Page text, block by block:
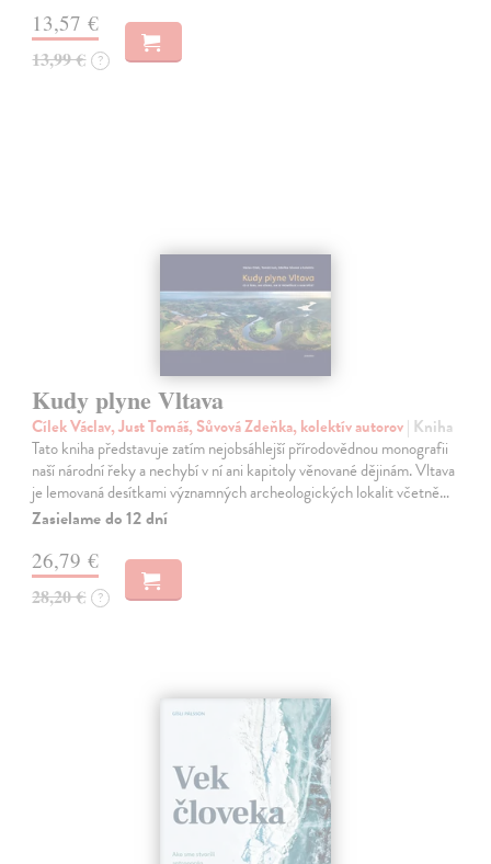
13,57 €
13,99 € ?
Kudy plyne Vltava
Cílek Václav, Just Tomáš, Sůvová Zdeňka, kolektív autorov| Kniha
Tato kniha představuje zatím nejobsáhlejší přírodovědnou monografii
naší národní řeky a nechybí v ní ani kapitoly věnované dějinám. Vltava
je lemovaná desítkami významných archeologických lokalit včetně…
Zasielame do 12 dní
26,79 €
28,20 € ?